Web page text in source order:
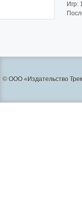
Игр:
© ООО «Издательство